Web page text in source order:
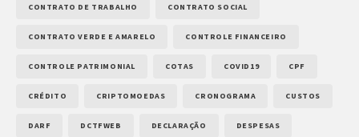
CONTRATO DE TRABALHO CONTRATO SOCIAL
CONTRATO VERDE E AMARELO CONTROLE FINANCEIRO
CONTROLE PATRIMONIAL COTAS COVID19 CPF
CRÉDITO CRIPTOMOEDAS CRONOGRAMA CUSTOS
DARF DCTFWEB DECLARAÇÃO DESPESAS